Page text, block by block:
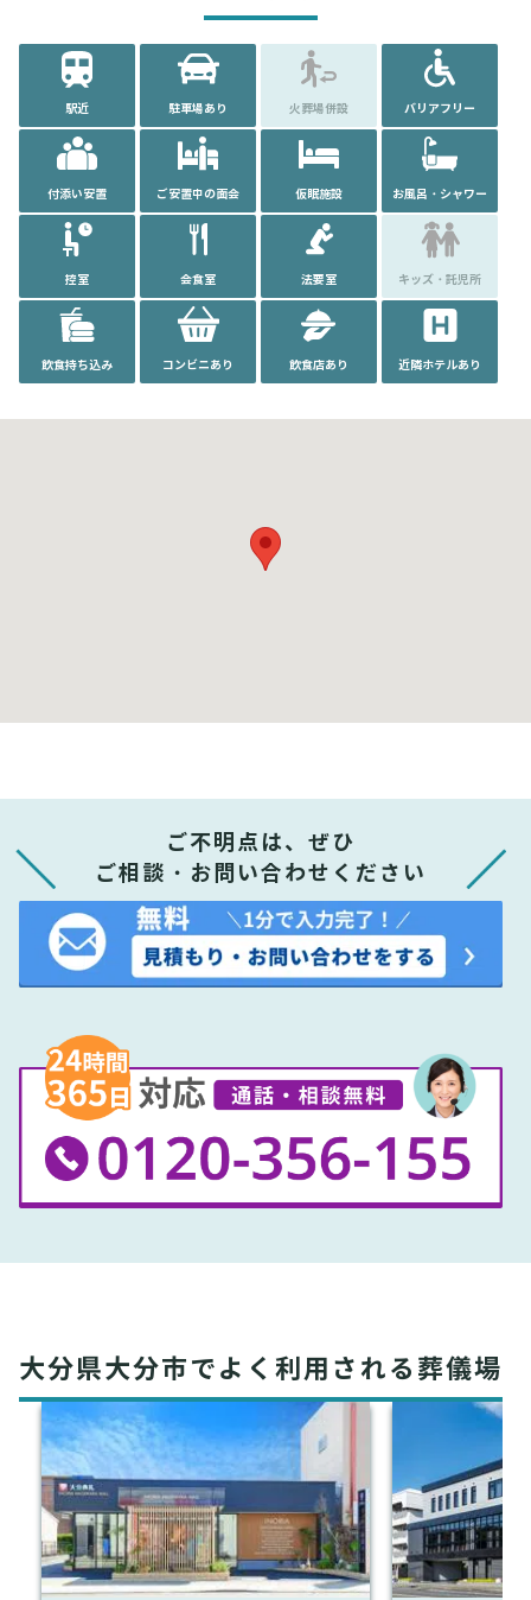
駅近 駐車場あり 火葬場併設 バリアフリー
付添い安置 ご安置中の面会 仮眠施設 お風呂・シャワー
控室 会食室 法要室 キッズ・託児所
飲食持ち込み コンビニあり 飲食店あり 近隣ホテルあり
ご不明点は、ぜひ
ご相談・お問い合わせください
大分県大分市でよく利用される葬儀場